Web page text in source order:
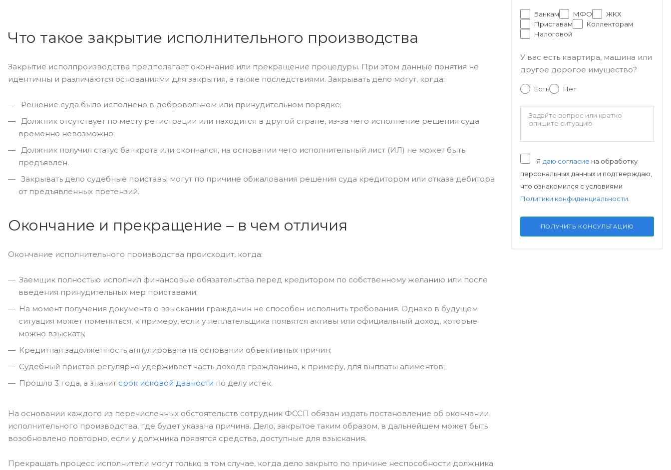
Что такое закрытие исполнительного производства
Закрытие исполпроизводства предполагает окончание или прекращение процедуры. При этом данные понятия не
идентичны и различаются основаниями для закрытия, а также последствиями. Закрывать дело могут, когда:
Решение суда было исполнено в добровольном или принудительном порядке;
Должник отсутствует по месту регистрации или находится в другой стране, из-за чего исполнение решения суда
временно невозможно;
Должник получил статус банкрота или скончался, на основании чего исполнительный лист (ИЛ) не может быть
предъявлен.
Закрывать дело судебные приставы могут по причине обжалования решения суда кредитором или отказа дебитора
от предъявленных претензий.
Окончание и прекращение – в чем отличия
Окончание исполнительного производства происходит, когда:
Заемщик полностью исполнил финансовые обязательства перед кредитором по собственному желанию или после
введения принудительных мер приставами;
На момент получения документа о взыскании гражданин не способен исполнить требования. Однако в будущем
ситуация может поменяться, к примеру, если у неплательщика появятся активы или официальный доход, которые
можно взыскать;
Кредитная задолженность аннулирована на основании объективных причин;
Судебный пристав регулярно удерживает часть дохода гражданина, к примеру, для выплаты алиментов;
Прошло 3 года, а значит срок исковой давности по делу истек.
На основании каждого из перечисленных обстоятельств сотрудник ФССП обязан издать постановление об окончании
исполнительного производства, где будет указана причина. Дело, закрытое таким образом, в дальнейшем может быть
возобновлено повторно, если у должника появятся средства, доступные для взыскания.
Прекращать процесс исполнители могут только в том случае, когда дело закрыто по причине неспособности должника
Банкам МФО
ЖКХ
Приставам
Коллекторам
Налоговой
У вас есть квартира, машина или
другое дорогое имущество?
Есть Нет
Я даю согласие на обработку
персональных данных и подтверждаю,
что ознакомился с условиями
Политики конфиденциальности
ПОЛУЧИТЬ КОНСУЛЬТАЦИЮ